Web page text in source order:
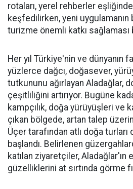
rotaları, yerel rehberler eşliğinde
keşfedilirken, yeni
turizme önemli katkı sağlaması
Her yıl Türkiye'nin ve dünyanın
yüzlerce dağcı, doğasever,
tutkununu ağırlayan Aladağlar,
çeşitliliğini artırıyor. Bugüne
kampçılık, doğa yürüyüşleri ve
çıkan bölgede, artan talep
Üçer tarafından atlı doğa
başlandı. Belirlenen
katılan ziyaretçiler, Aladağlar'ın
güzelliklerini at sırtında görme